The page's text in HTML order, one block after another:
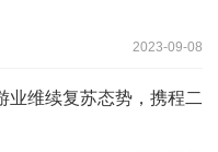
2023-09-08
业维续复苏态势，携程二